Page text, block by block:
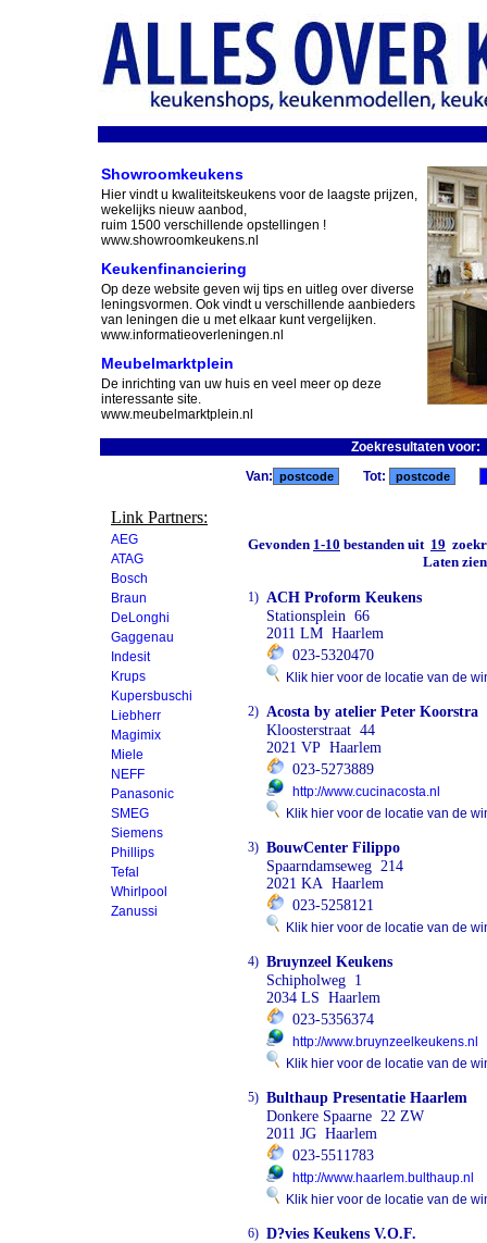
Showroomkeukens
Hier vindt u kwaliteitskeukens voor de laagste prijzen,
wekelijks nieuw aanbod,
ruim 1500 verschillende opstellingen !
www.showroomkeukens.nl
Keukenfinanciering
Op deze website geven wij tips en uitleg over diverse
leningsvormen. Ook vindt u verschillende aanbieders
van leningen die u met elkaar kunt vergelijken.
www.informatieoverleningen.nl
Meubelmarktplein
De inrichting van uw huis en veel meer op deze
interessante site.
www.meubelmarktplein.nl
Zoekresultaten voor:
Link Partners:
AEG
ATAG
Bosch
Braun
DeLonghi
Gaggenau
Indesit
Krups
Kupersbuschi
Liebherr
Magimix
Miele
NEFF
Panasonic
SMEG
Siemens
Phillips
Tefal
Whirlpool
Zanussi
Van: Tot:
Gevonden 1-10 bestanden uit 19
Laten
1) ACH Proform Keukens
Stationsplein 66
2011 LM Haarlem
023-5320470
Klik hier voor de locatie van de
2) Acosta by atelier Peter Koorstra
Kloosterstraat 44
2021 VP Haarlem
023-5273889
http://www.cucinacosta.nl
Klik hier voor de locatie van de
3) BouwCenter Filippo
Spaarndamseweg 214
2021 KA Haarlem
023-5258121
Klik hier voor de locatie van de
4) Bruynzeel Keukens
Schipholweg 1
2034 LS Haarlem
023-5356374
http://www.bruynzeelkeukens.nl
Klik hier voor de locatie van de
5) Bulthaup Presentatie Haarlem
Donkere Spaarne 22 ZW
2011 JG Haarlem
023-5511783
http://www.haarlem.bulthaup.nl
Klik hier voor de locatie van de
6) D?vies Keukens V.O.F.